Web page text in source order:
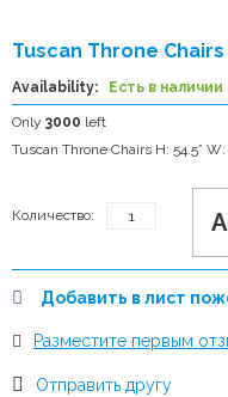
Tuscan Throne Chairs
Availability: Есть в наличии
Only 3000 left
Tuscan Throne Chairs H: 54.5” W:
Количество:
Добавить в лист
Разместите первым
Отправить другу